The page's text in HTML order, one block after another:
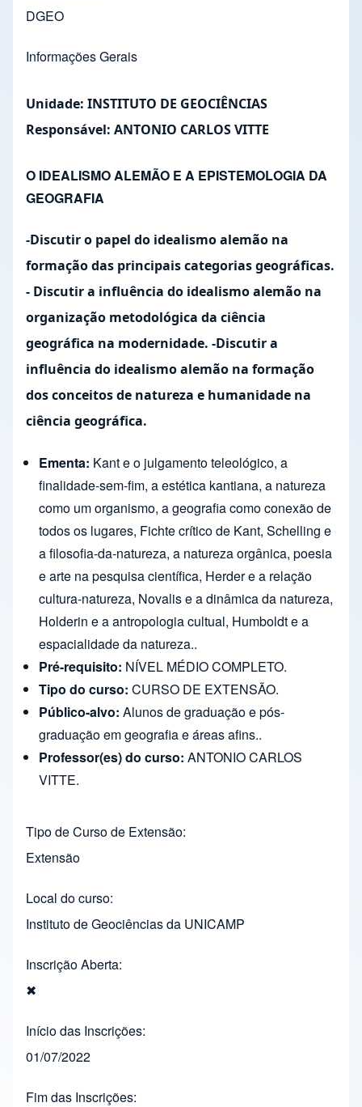
DGEO
Informações Gerais
Unidade: INSTITUTO DE GEOCIÊNCIAS
Responsável: ANTONIO CARLOS VITTE
O IDEALISMO ALEMÃO E A EPISTEMOLOGIA DA
GEOGRAFIA
-Discutir o papel do idealismo alemão na
formação das principais categorias geográficas.
- Discutir a influência do idealismo alemão na
organização metodológica da ciência
geográfica na modernidade. -Discutir a
influência do idealismo alemão na formação
dos conceitos de natureza e humanidade na
ciência geográfica.
Ementa: Kant e o julgamento teleológico, a
finalidade-sem-fim, a estética kantiana, a natureza
como um organismo, a geografia como conexão de
todos os lugares, Fichte crítico de Kant, Schelling e
a filosofia-da-natureza, a natureza orgânica, poesia
e arte na pesquisa científica, Herder e a relação
cultura-natureza, Novalis e a dinâmica da natureza,
Holderin e a antropologia cultual, Humboldt e a
espacialidade da natureza..
Pré-requisito: NÍVEL MÉDIO COMPLETO.
Tipo do curso: CURSO DE EXTENSÃO.
Público-alvo: Alunos de graduação e pós-
graduação em geografia e áreas afins..
Professor(es) do curso: ANTONIO CARLOS
VITTE.
Tipo de Curso de Extensão
Extensão
Local do curso
Instituto de Geociências da UNICAMP
Inscrição Aberta
✖
Início das Inscrições
01/07/2022
Fim das Inscrições